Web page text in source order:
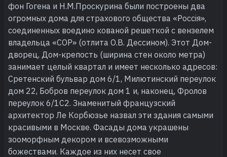
фон Гогена и Н.М.Проскурина были построены два
огромных дома для страхового общества «Россiя»,
соединенных воедино кованой решеткой с вензелем
владельца «СОР» (отлита О.В. Дессином). Этот Дом-
дворец, Дом-крепость (ширина стен около метра)
занимает целый квартал и имеет несколько адресов:
Сретенский бульвар дом 6/1, Милютинский переулок
дом 22, Бобров переулок дом 1 и, наконец, Фролов
переулок 6/1С2. Знаменитый французский
архитектор Ле Корбюзье назвал эти здания самыми
красивыми в Москве. Фасады дома украшены
зооморфным декором и всевозможными
божествами. Каждое из них несет свое